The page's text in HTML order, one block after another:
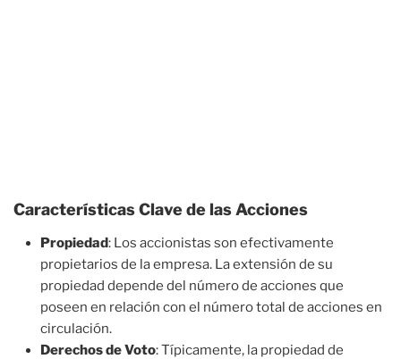
Características Clave de las Acciones
Propiedad: Los accionistas son efectivamente
propietarios de la empresa. La extensión de su
propiedad depende del número de acciones que
poseen en relación con el número total de acciones en
circulación.
Derechos de Voto: Típicamente, la propiedad de